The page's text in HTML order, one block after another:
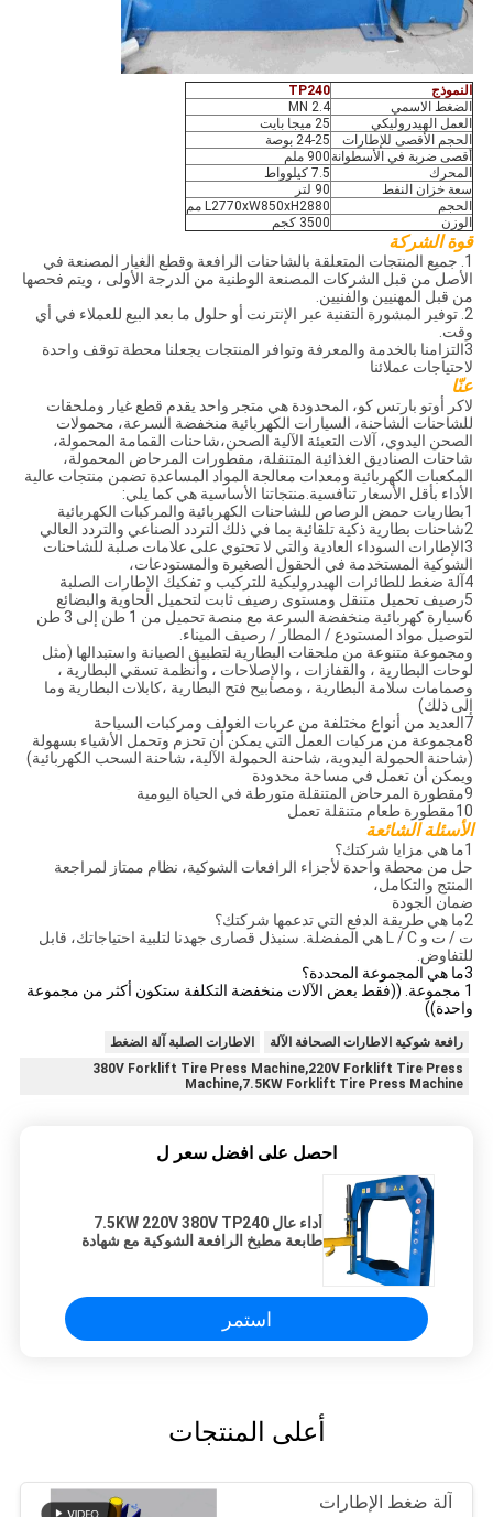
النموذج
TP240
الضغط الاسمي
2.4 MN
العمل الهيدروليكي
25 ميجا بايت
الحجم الأقصى للإطارات
24-25 بوصة
أقصى ضربة في الأسطوانة 900 ملم
المحرك
7.5 كيلوواط
سعة خزان النفط
90 لتر
الحجم
L2770xW850xH2880 مم
الوزن
3500 كجم
قوة الشركة
1. جميع المنتجات المتعلقة بالشاحنات الرافعة وقطع الغيار المصنعة في
الأصل من قبل الشركات المصنعة الوطنية من الدرجة الأولى ، ويتم فحصها
من قبل المهنيين والفنيين.
2. توفير المشورة التقنية عبر الإنترنت أو حلول ما بعد البيع للعملاء في أي
وقت.
3التزامنا بالخدمة والمعرفة وتوافر المنتجات يجعلنا محطة توقف واحدة
لاحتياجات عملائنا
عنّا
لاكر أوتو بارتس كو، المحدودة هي متجر واحد يقدم قطع غيار وملحقات
للشاحنات الشاحنة، السيارات الكهربائية منخفضة السرعة، محمولات
الصحن اليدوي، آلات التعبئة الآلية الصحن،شاحنات القمامة المحمولة،
شاحنات الصناديق الغذائية المتنقلة، مقطورات المرحاض المحمولة،
المكعبات الكهربائية ومعدات معالجة المواد المساعدة تضمن منتجات عالية
الأداء بأقل الأسعار تنافسية.منتجاتنا الأساسية هي كما يلي:
1بطاريات حمض الرصاص للشاحنات الكهربائية والمركبات الكهربائية
2شاحنات بطارية ذكية تلقائية بما في ذلك التردد الصناعي والتردد العالي
3الإطارات السوداء العادية والتي لا تحتوي على علامات صلبة للشاحنات
الشوكية المستخدمة في الحقول الصغيرة والمستودعات،
4آلة ضغط للطائرات الهيدروليكية للتركيب و تفكيك الإطارات الصلبة
5رصيف تحميل متنقل ومستوى رصيف ثابت لتحميل الحاوية والبضائع
6سيارة كهربائية منخفضة السرعة مع منصة تحميل من 1 طن إلى 3 طن
لتوصيل مواد المستودع / المطار / رصيف الميناء.
ومجموعة متنوعة من ملحقات البطارية لتطبيق الصيانة واستبدالها (مثل
لوحات البطارية ، والقفازات ، والإصلاحات ، وأنظمة تسقي البطارية ،
وصمامات سلامة البطارية ، ومصابيح فتح البطارية ،كابلات البطارية وما
إلى ذلك)
7العديد من أنواع مختلفة من عربات الغولف ومركبات السياحة
8مجموعة من مركبات العمل التي يمكن أن تحزم وتحمل الأشياء بسهولة
(شاحنة الحمولة اليدوية، شاحنة الحمولة الآلية، شاحنة السحب الكهربائية)
ويمكن أن تعمل في مساحة محدودة
9مقطورة المرحاض المتنقلة متورطة في الحياة اليومية
10مقطورة طعام متنقلة تعمل
الأسئلة الشائعة
1ما هي مزايا شركتك؟
حل من محطة واحدة لأجزاء الرافعات الشوكية، نظام ممتاز لمراجعة
المنتج والتكامل،
ضمان الجودة
2ما هي طريقة الدفع التي تدعمها شركتك؟
ت / ت و L / C هي المفضلة. سنبذل قصارى جهدنا لتلبية احتياجاتك، قابل
للتفاوض.
3ما هي المجموعة المحددة؟
1 مجموعة. ((فقط بعض الآلات منخفضة التكلفة ستكون أكثر من مجموعة
واحدة))
رافعة شوكية الاطارات الصحافة الآلة
الاطارات الصلبة آلة الضغط
380V Forklift Tire Press Machine,220V Forklift Tire Press
Machine,7.5KW Forklift Tire Press Machine
احصل على افضل سعر ل
أداء عال 7.5KW 220V 380V TP240
طابعة مطبخ الرافعة الشوكية مع شهادة
استمر
أعلى المنتجات
آلة ضغط الإطارات